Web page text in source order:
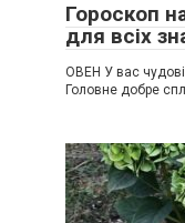
Гороскоп
для всіх
ОВЕН У вас чудові
Головне добре